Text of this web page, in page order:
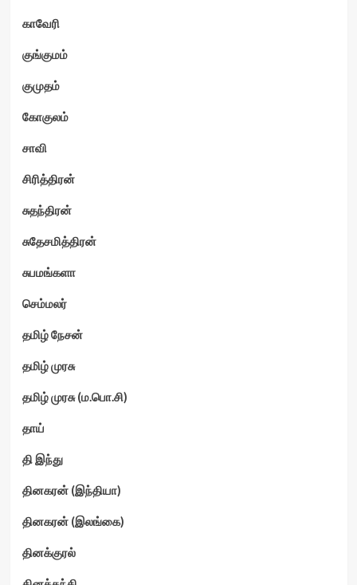
காவேரி
குங்குமம்
குமுதம்
கோகுலம்
சாவி
சிரித்திரன்
சுதந்திரன்
சுதேசமித்திரன்
சுபமங்களா
செம்மலர்
தமிழ் நேசன்
தமிழ் முரசு
தமிழ் முரசு (ம.பொ.சி)
தாய்
தி இந்து
தினகரன் (இந்தியா)
தினகரன் (இலங்கை)
தினக்குரல்